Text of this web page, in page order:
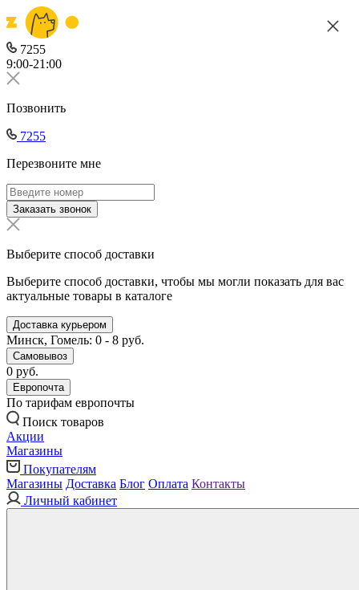
7255
9:00-21:00
Позвонить
7255
Перезвоните мне
Заказать звонок
Выберите способ доставки
Выберите способ доставки, чтобы мы могли показать для вас
актуальные товары в каталоге
Доставка курьером
Минск, Гомель: 0 - 8 руб.
Самовывоз
0 руб.
Европочта
По тарифам европочты
Поиск товаров
Акции
Магазины
Покупателям
Магазины Доставка Блог Оплата Контакты
Личный кабинет